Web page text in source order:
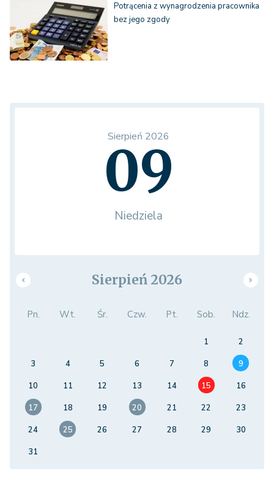
Potrącenia z wynagrodzenia pracownika
bez jego zgody
Sierpień 2026
09
Niedziela
Sierpień 2026
Pn. Wt. Śr. Czw. Pt. Sob. Ndz.
1
2
3
4 5 6 7 8
9
10
11 12 13 14 15
16
17
18 19 20 21 22
23
24
25 26 27 28 29
30
31